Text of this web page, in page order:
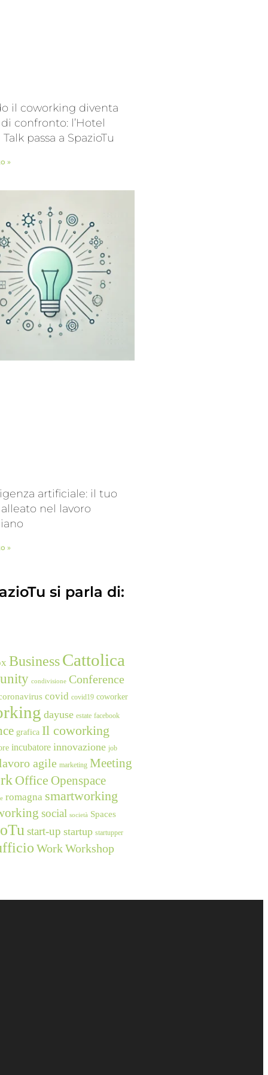
il coworking diventa
confronto: l’Hotel
passa a SpazioTu
»
artificiale: il tuo
nel lavoro
»
si parla di:
BusinessCattolica
condivisione Conference
covid covid19 coworker
dayuse estate facebook
grafica Il coworking
incubatore innovazione job
agile marketing Meeting
Office Openspace
romagna smartworking
social società Spaces
start-up startup startupper
WorkWorkshop